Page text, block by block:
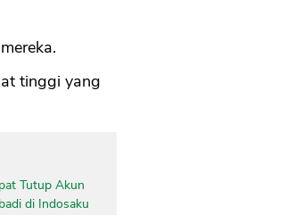
tinggi yang
Tutup Akun
di Indosaku